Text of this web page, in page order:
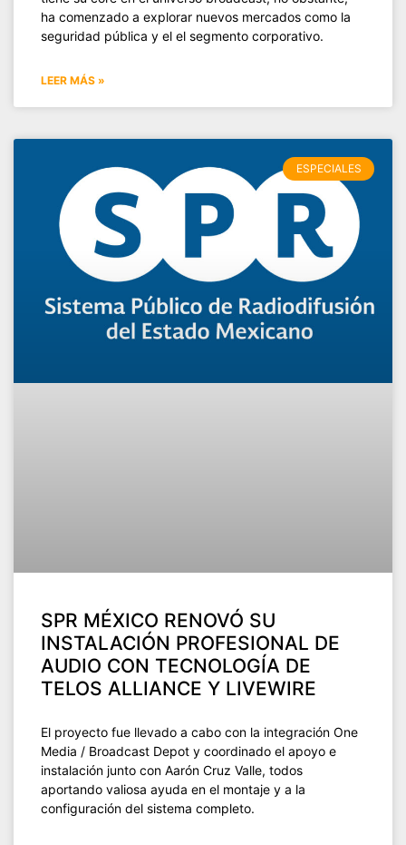
ha comenzado a explorar nuevos mercados como la
seguridad pública y el el segmento corporativo.
LEER MÁS »
ESPECIALES
SPR MÉXICO RENOVÓ SU
INSTALACIÓN PROFESIONAL DE
AUDIO CON TECNOLOGÍA DE
TELOS ALLIANCE Y LIVEWIRE
El proyecto fue llevado a cabo con la integración One
Media / Broadcast Depot y coordinado el apoyo e
instalación junto con Aarón Cruz Valle, todos
aportando valiosa ayuda en el montaje y a la
configuración del sistema completo.